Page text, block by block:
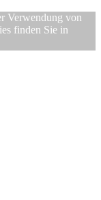
Verwendung von
finden Sie in